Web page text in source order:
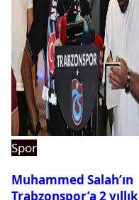
Spor
Muhammed Salah’ın
Trabzonspor’a 2 yıllık